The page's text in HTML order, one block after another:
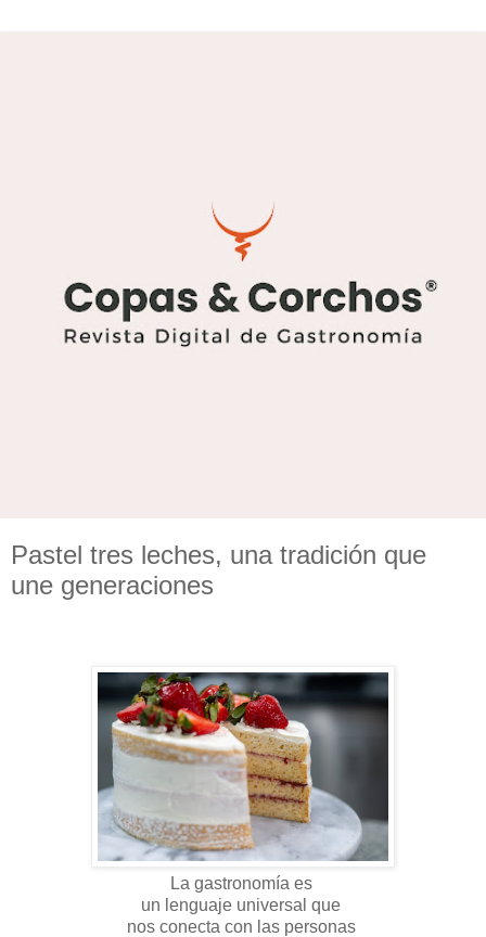
Pastel tres leches, una tradición que
une generaciones
La gastronomía es
un lenguaje universal que
nos conecta con las personas